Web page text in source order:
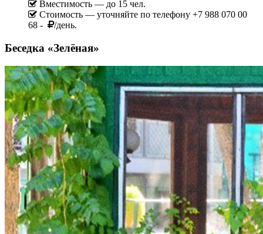
Вместимость — до 15 чел.
Стоимость — уточняйте по телефону +7 988 070 00
68 -
/день.
Беседка «Зелёная»